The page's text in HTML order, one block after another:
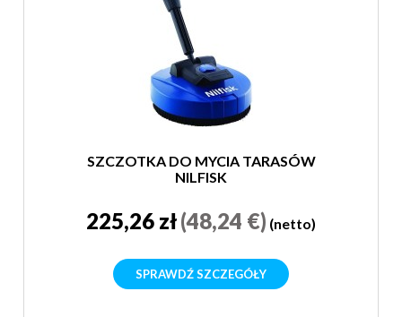
SZCZOTKA DO MYCIA TARASÓW
NILFISK
225,26 zł(48,24 €) (netto)
SPRAWDŹ SZCZEGÓŁY